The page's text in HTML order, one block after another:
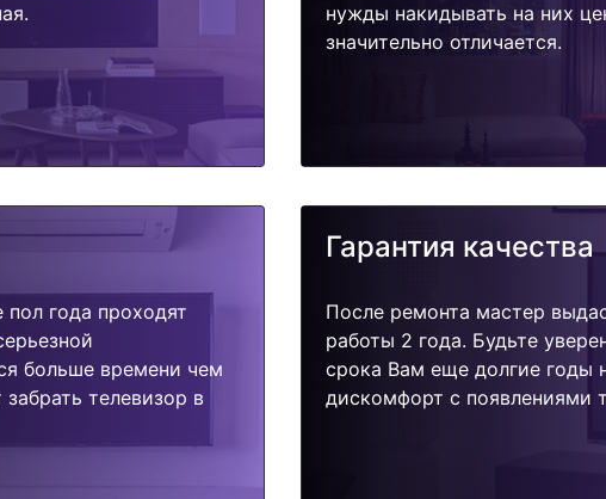
нужды накидывать на них
значительно отличается.
года проходят
больше времени чем
телевизор в
Гарантия качества
После ремонта мастер
работы 2 года. Будьте
срока Вам еще долгие годы
дискомфорт с появлениями